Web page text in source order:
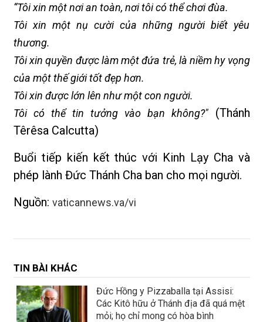
“Tôi xin một nơi an toàn, nơi tôi có thể chơi đùa.
Tôi xin một nụ cười của những người biết yêu
thương.
Tôi xin quyền được làm một đứa trẻ, là niềm hy vọng
của một thế giới tốt đẹp hơn.
Tôi xin được lớn lên như một con người.
Tôi có thể tin tưởng vào bạn không?"(Thánh
Têrêsa Calcutta)
Buổi tiếp kiến kết thúc với Kinh Lạy Cha và
phép lành Đức Thánh Cha ban cho mọi người.
Nguồn: vaticannews.va/vi
TIN BÀI KHÁC
Đức Hồng y Pizzaballa tại Assisi:
Các Kitô hữu ở Thánh địa đã quá mệt
mỏi; họ chỉ mong có hòa bình